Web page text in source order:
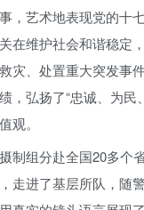
，艺术地表现党的十
在维护社会和谐稳定
灾、处置重大突发事
，弘扬了“忠诚、为民
观。
制组分赴全国20多个
走进了基层所队，随